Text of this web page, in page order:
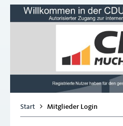
Start Mitglieder Login